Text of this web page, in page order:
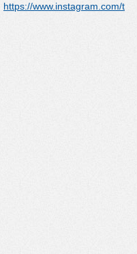
https://www.instagram.com/t